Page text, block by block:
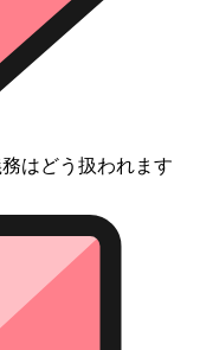
はどう扱われます